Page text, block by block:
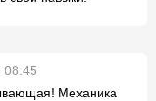
08:45
Механика